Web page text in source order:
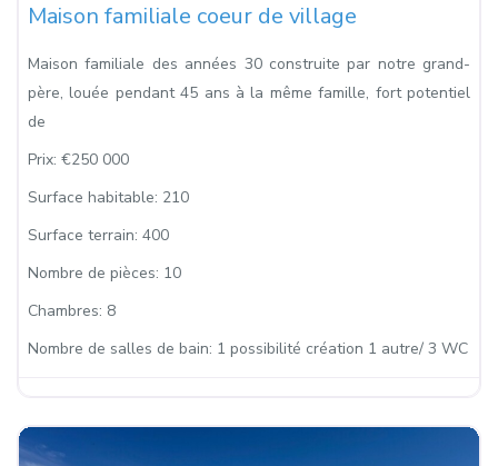
Maison familiale coeur de village
Maison familiale des années 30 construite par notre grand-
père, louée pendant 45 ans à la même famille, fort potentiel
de
Prix: €250 000
Surface habitable: 210
Surface terrain: 400
Nombre de pièces: 10
Chambres: 8
Nombre de salles de bain: 1 possibilité création 1 autre/ 3 WC